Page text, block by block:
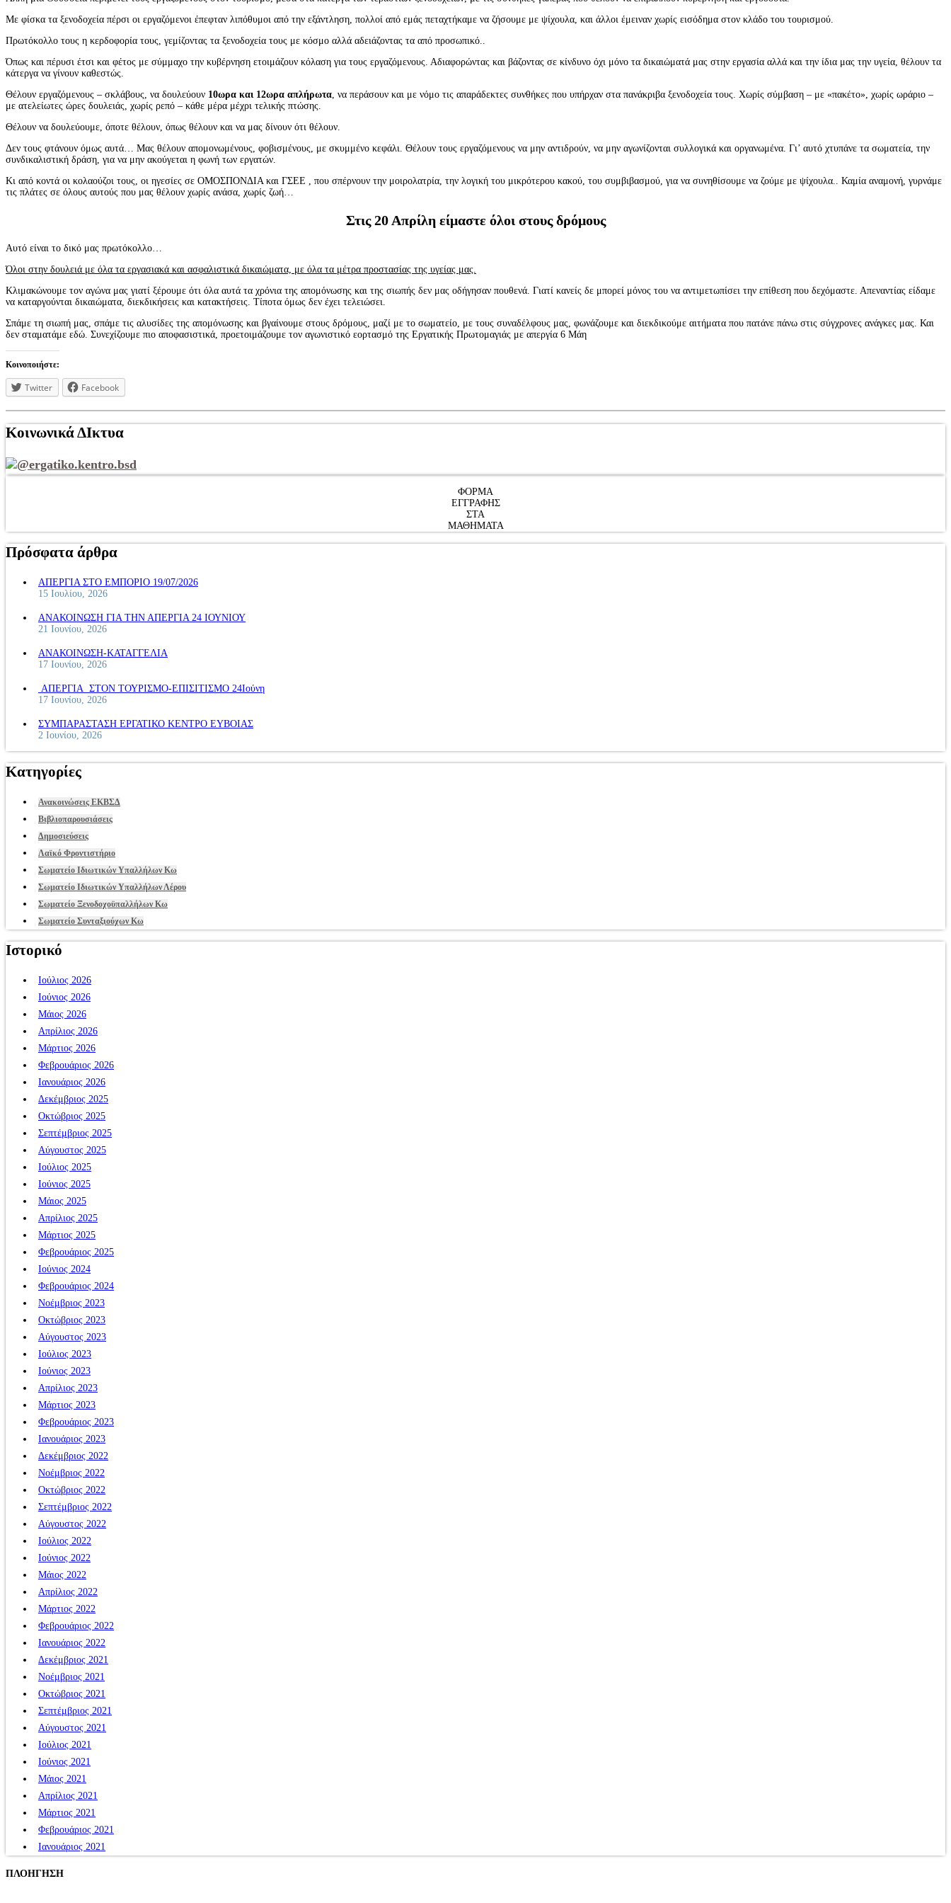
Με φίσκα τα ξενοδοχεία πέρσι οι εργαζόμενοι έπεφταν λιπόθυμοι από την εξάντληση, πολλοί από εμάς πεταχτήκαμε να ζήσουμε με ψίχουλα, και άλλοι έμειναν χωρίς εισόδημα στον κλάδο του τουρισμού.
Πρωτόκολλο τους η κερδοφορία τους, γεμίζοντας τα ξενοδοχεία τους με κόσμο αλλά αδειάζοντας τα από προσωπικό..
Όπως και πέρυσι έτσι και φέτος με σύμμαχο την κυβέρνηση ετοιμάζουν κόλαση για τους εργαζόμενους. Αδιαφορώντας και βάζοντας σε κίνδυνο όχι μόνο τα δικαιώματά μας στην εργασία αλλά και την ίδια μας την υγεία, θέλουν τα
κάτεργα να γίνουν καθεστώς.
Θέλουν εργαζόμενους – σκλάβους, να δουλεύουν 10ωρα και 12ωρα απλήρωτα, να περάσουν και με νόμο τις απαράδεκτες συνθήκες που υπήρχαν στα πανάκριβα ξενοδοχεία τους. Χωρίς σύμβαση – με «πακέτο», χωρίς ωράριο –
με ατελείωτες ώρες δουλειάς, χωρίς ρεπό – κάθε μέρα μέχρι τελικής πτώσης.
Θέλουν να δουλεύουμε, όποτε θέλουν, όπως θέλουν και να μας δίνουν ότι θέλουν.
Δεν τους φτάνουν όμως αυτά… Μας θέλουν απομονωμένους, φοβισμένους, με σκυμμένο κεφάλι. Θέλουν τους εργαζόμενους να μην αντιδρούν, να μην αγωνίζονται συλλογικά και οργανωμένα. Γι’ αυτό χτυπάνε τα σωματεία, την
συνδικαλιστική δράση, για να μην ακούγεται η φωνή των εργατών.
Κι από κοντά οι κολαούζοι τους, οι ηγεσίες σε ΟΜΟΣΠΟΝΔΙΑ και ΓΣΕΕ , που σπέρνουν την μοιρολατρία, την λογική του μικρότερου κακού, του συμβιβασμού, για να συνηθίσουμε να ζούμε με ψίχουλα.. Καμία αναμονή, γυρνάμε
τις πλάτες σε όλους αυτούς που μας θέλουν χωρίς ανάσα, χωρίς ζωή…
Στις 20 Απρίλη είμαστε όλοι στους δρόμους
Αυτό είναι το δικό μας πρωτόκολλο…
Όλοι στην δουλειά με όλα τα εργασιακά και ασφαλιστικά δικαιώματα, με όλα τα μέτρα προστασίας της υγείας μας.
Κλιμακώνουμε τον αγώνα μας γιατί ξέρουμε ότι όλα αυτά τα χρόνια της απομόνωσης και της σιωπής δεν μας οδήγησαν πουθενά. Γιατί κανείς δε μπορεί μόνος του να αντιμετωπίσει την επίθεση που δεχόμαστε. Απεναντίας είδαμε
να καταργούνται δικαιώματα, διεκδικήσεις και κατακτήσεις. Τίποτα όμως δεν έχει τελειώσει.
Σπάμε τη σιωπή μας, σπάμε τις αλυσίδες της απομόνωσης και βγαίνουμε στους δρόμους, μαζί με το σωματείο, με τους συναδέλφους μας, φωνάζουμε και διεκδικούμε αιτήματα που πατάνε πάνω στις σύγχρονες ανάγκες μας. Και
δεν σταματάμε εδώ. Συνεχίζουμε πιο αποφασιστικά, προετοιμάζουμε τον αγωνιστικό εορτασμό της Εργατικής Πρωτομαγιάς με απεργία 6 Μάη
Κοινοποιήστε:
Twitter Facebook
Κοινωνικά ΔΙκτυα
@ergatiko.kentro.bsd
ΦΟΡΜΑ
ΕΓΓΡΑΦΗΣ
ΣΤΑ
ΜΑΘΗΜΑΤΑ
Πρόσφατα άρθρα
ΑΠΕΡΓΙΑ ΣΤΟ ΕΜΠΟΡΙΟ 19/07/2026
15 Ιουλίου, 2026
ΑΝΑΚΟΙΝΩΣΗ ΓΙΑ ΤΗΝ ΑΠΕΡΓΙΑ 24 ΙΟΥΝΙΟΥ
21 Ιουνίου, 2026
ΑΝΑΚΟΙΝΩΣΗ-ΚΑΤΑΓΓΕΛΙΑ
17 Ιουνίου, 2026
ΑΠΕΡΓΙΑ ΣΤΟΝ ΤΟΥΡΙΣΜΟ-ΕΠΙΣΙΤΙΣΜΟ 24Ιούνη
17 Ιουνίου, 2026
ΣΥΜΠΑΡΑΣΤΑΣΗ ΕΡΓΑΤΙΚΟ ΚΕΝΤΡΟ ΕΥΒΟΙΑΣ
2 Ιουνίου, 2026
Κατηγορίες
Ανακοινώσεις ΕΚΒΣΔ
Βιβλιοπαρουσιάσεις
Δημοσιεύσεις
Λαϊκό Φροντιστήριο
Σωματείο Ιδιωτικών Υπαλλήλων Κω
Σωματείο Ιδιωτικών Υπαλλήλων Λέρου
Σωματείο Ξενοδοχοϋπαλλήλων Κω
Σωματείο Συνταξιούχων Κω
Ιστορικό
Ιούλιος 2026
Ιούνιος 2026
Μάιος 2026
Απρίλιος 2026
Μάρτιος 2026
Φεβρουάριος 2026
Ιανουάριος 2026
Δεκέμβριος 2025
Οκτώβριος 2025
Σεπτέμβριος 2025
Αύγουστος 2025
Ιούλιος 2025
Ιούνιος 2025
Μάιος 2025
Απρίλιος 2025
Μάρτιος 2025
Φεβρουάριος 2025
Ιούνιος 2024
Φεβρουάριος 2024
Νοέμβριος 2023
Οκτώβριος 2023
Αύγουστος 2023
Ιούλιος 2023
Ιούνιος 2023
Απρίλιος 2023
Μάρτιος 2023
Φεβρουάριος 2023
Ιανουάριος 2023
Δεκέμβριος 2022
Νοέμβριος 2022
Οκτώβριος 2022
Σεπτέμβριος 2022
Αύγουστος 2022
Ιούλιος 2022
Ιούνιος 2022
Μάιος 2022
Απρίλιος 2022
Μάρτιος 2022
Φεβρουάριος 2022
Ιανουάριος 2022
Δεκέμβριος 2021
Νοέμβριος 2021
Οκτώβριος 2021
Σεπτέμβριος 2021
Αύγουστος 2021
Ιούλιος 2021
Ιούνιος 2021
Μάιος 2021
Απρίλιος 2021
Μάρτιος 2021
Φεβρουάριος 2021
Ιανουάριος 2021
ΠΛΟΗΓΗΣΗ